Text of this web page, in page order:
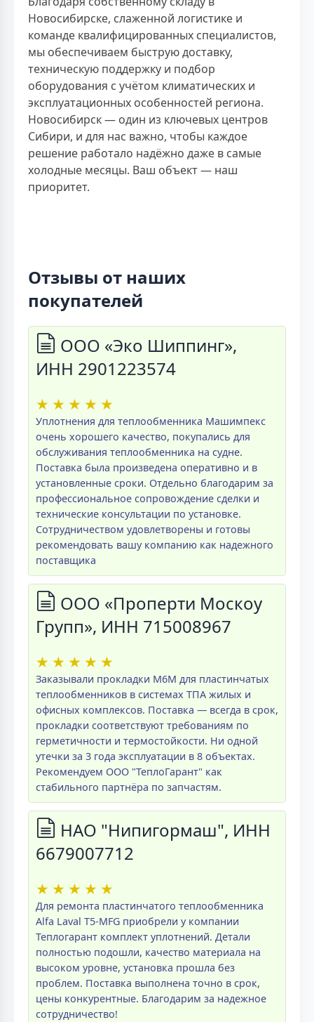
Новосибирске, слаженной логистике и
команде квалифицированных специалистов,
мы обеспечиваем быструю доставку,
техническую поддержку и подбор
оборудования с учётом климатических и
эксплуатационных особенностей региона.
Новосибирск — один из ключевых центров
Сибири, и для нас важно, чтобы каждое
решение работало надёжно даже в самые
холодные месяцы. Ваш объект — наш
приоритет.
Отзывы от наших
покупателей
ООО «Эко Шиппинг»,
ИНН 2901223574
★ ★ ★ ★ ★
Уплотнения для теплообменника Машимпекс
очень хорошего качество, покупались для
обслуживания теплообменника на судне.
Поставка была произведена оперативно и в
установленные сроки. Отдельно благодарим за
профессиональное сопровождение сделки и
технические консультации по установке.
Сотрудничеством удовлетворены и готовы
рекомендовать вашу компанию как надежного
поставщика
ООО «Проперти Москоу
Групп», ИНН 715008967
★ ★ ★ ★ ★
Заказывали прокладки M6M для пластинчатых
теплообменников в системах ТПА жилых и
офисных комплексов. Поставка — всегда в срок,
прокладки соответствуют требованиям по
герметичности и термостойкости. Ни одной
утечки за 3 года эксплуатации в 8 объектах.
Рекомендуем ООО "ТеплоГарант" как
стабильного партнёра по запчастям.
НАО "Нипигормаш", ИНН
6679007712
★ ★ ★ ★ ★
Для ремонта пластинчатого теплообменника
Alfa Laval T5-MFG приобрели у компании
Теплогарант комплект уплотнений. Детали
полностью подошли, качество материала на
высоком уровне, установка прошла без
проблем. Поставка выполнена точно в срок,
цены конкурентные. Благодарим за надежное
сотрудничество!